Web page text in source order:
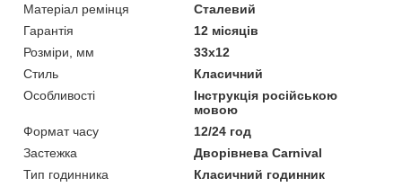
Матеріал ремінця
Сталевий
Гарантія
12 місяців
Розміри, мм
33х12
Стиль
Класичний
Особливості
Інструкція російською
мовою
Формат часу
12/24 год
Застежка
Дворівнева Carnival
Тип годинника
Класичний годинник